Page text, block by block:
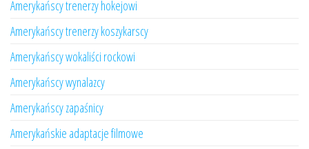
Amerykańscy trenerzy hokejowi
Amerykańscy trenerzy koszykarscy
Amerykańscy wokaliści rockowi
Amerykańscy wynalazcy
Amerykańscy zapaśnicy
Amerykańskie adaptacje filmowe